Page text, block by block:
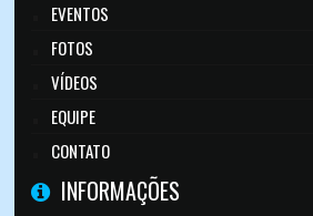
EVENTOS
FOTOS
VÍDEOS
EQUIPE
CONTATO
INFORMAÇÕES